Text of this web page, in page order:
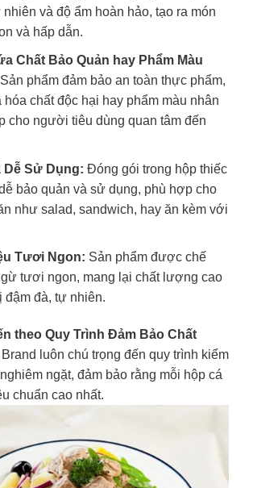
và độ ẩm hoàn hảo, tạo ra món
và hấp dẫn.
Chất Bảo Quản hay Phẩm Màu
Sản phẩm đảm bảo an toàn thực phẩm,
hóa chất độc hại hay phẩm màu nhân
cho người tiêu dùng quan tâm đến
Dễ Sử Dụng: Đóng gói trong hộp thiếc
bảo quản và sử dụng, phù hợp cho
như salad, sandwich, hay ăn kèm với
Tươi Ngon: Sản phẩm được chế
tươi ngon, mang lại chất lượng cao
đà, tự nhiên.
theo Quy Trình Đảm Bảo Chất
luôn chú trọng đến quy trình kiểm
ngặt, đảm bảo rằng mỗi hộp cá
chuẩn cao nhất.